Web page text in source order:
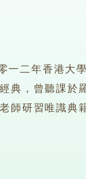
二年香港大學
典，曾聽課於
師研習唯識典